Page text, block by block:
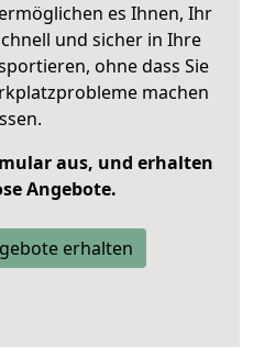
es Ihnen, Ihr
und sicher in Ihre
ohne dass Sie
machen
aus, und erhalten
Angebote.
erhalten